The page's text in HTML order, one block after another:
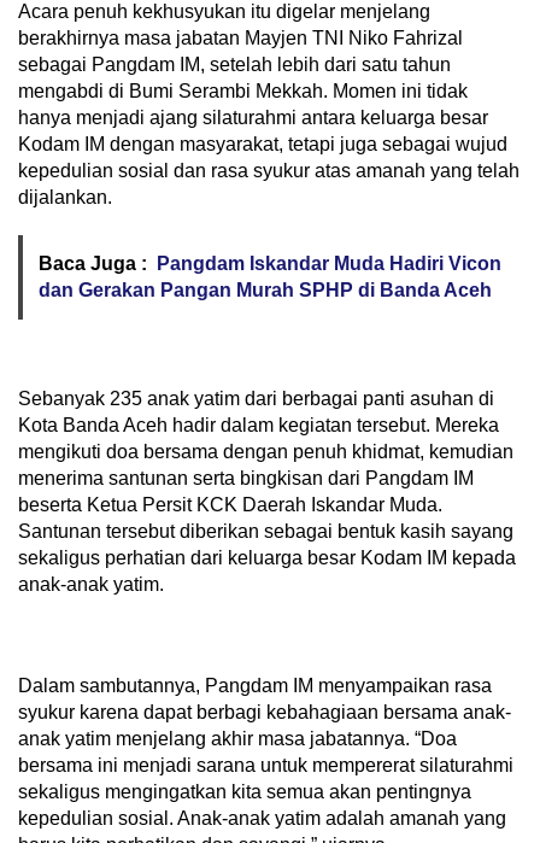
Acara penuh kekhusyukan itu digelar menjelang
berakhirnya masa jabatan Mayjen TNI Niko Fahrizal
sebagai Pangdam IM, setelah lebih dari satu tahun
mengabdi di Bumi Serambi Mekkah. Momen ini tidak
hanya menjadi ajang silaturahmi antara keluarga besar
Kodam IM dengan masyarakat, tetapi juga sebagai wujud
kepedulian sosial dan rasa syukur atas amanah yang telah
dijalankan.
Baca Juga :
Pangdam Iskandar Muda Hadiri Vicon
dan Gerakan Pangan Murah SPHP di Banda Aceh
Sebanyak 235 anak yatim dari berbagai panti asuhan di
Kota Banda Aceh hadir dalam kegiatan tersebut. Mereka
mengikuti doa bersama dengan penuh khidmat, kemudian
menerima santunan serta bingkisan dari Pangdam IM
beserta Ketua Persit KCK Daerah Iskandar Muda.
Santunan tersebut diberikan sebagai bentuk kasih sayang
sekaligus perhatian dari keluarga besar Kodam IM kepada
anak-anak yatim.
Dalam sambutannya, Pangdam IM menyampaikan rasa
syukur karena dapat berbagi kebahagiaan bersama anak-
anak yatim menjelang akhir masa jabatannya. “Doa
bersama ini menjadi sarana untuk mempererat silaturahmi
sekaligus mengingatkan kita semua akan pentingnya
kepedulian sosial. Anak-anak yatim adalah amanah yang